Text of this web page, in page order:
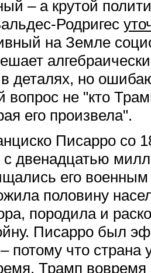
– а крутой
Родригес
на Земле
деталях, но
вопрос не "кто
его произвела".
Писарро со
двенадцатью
его
половину
породила и
Писарро был
потому что
Трамп